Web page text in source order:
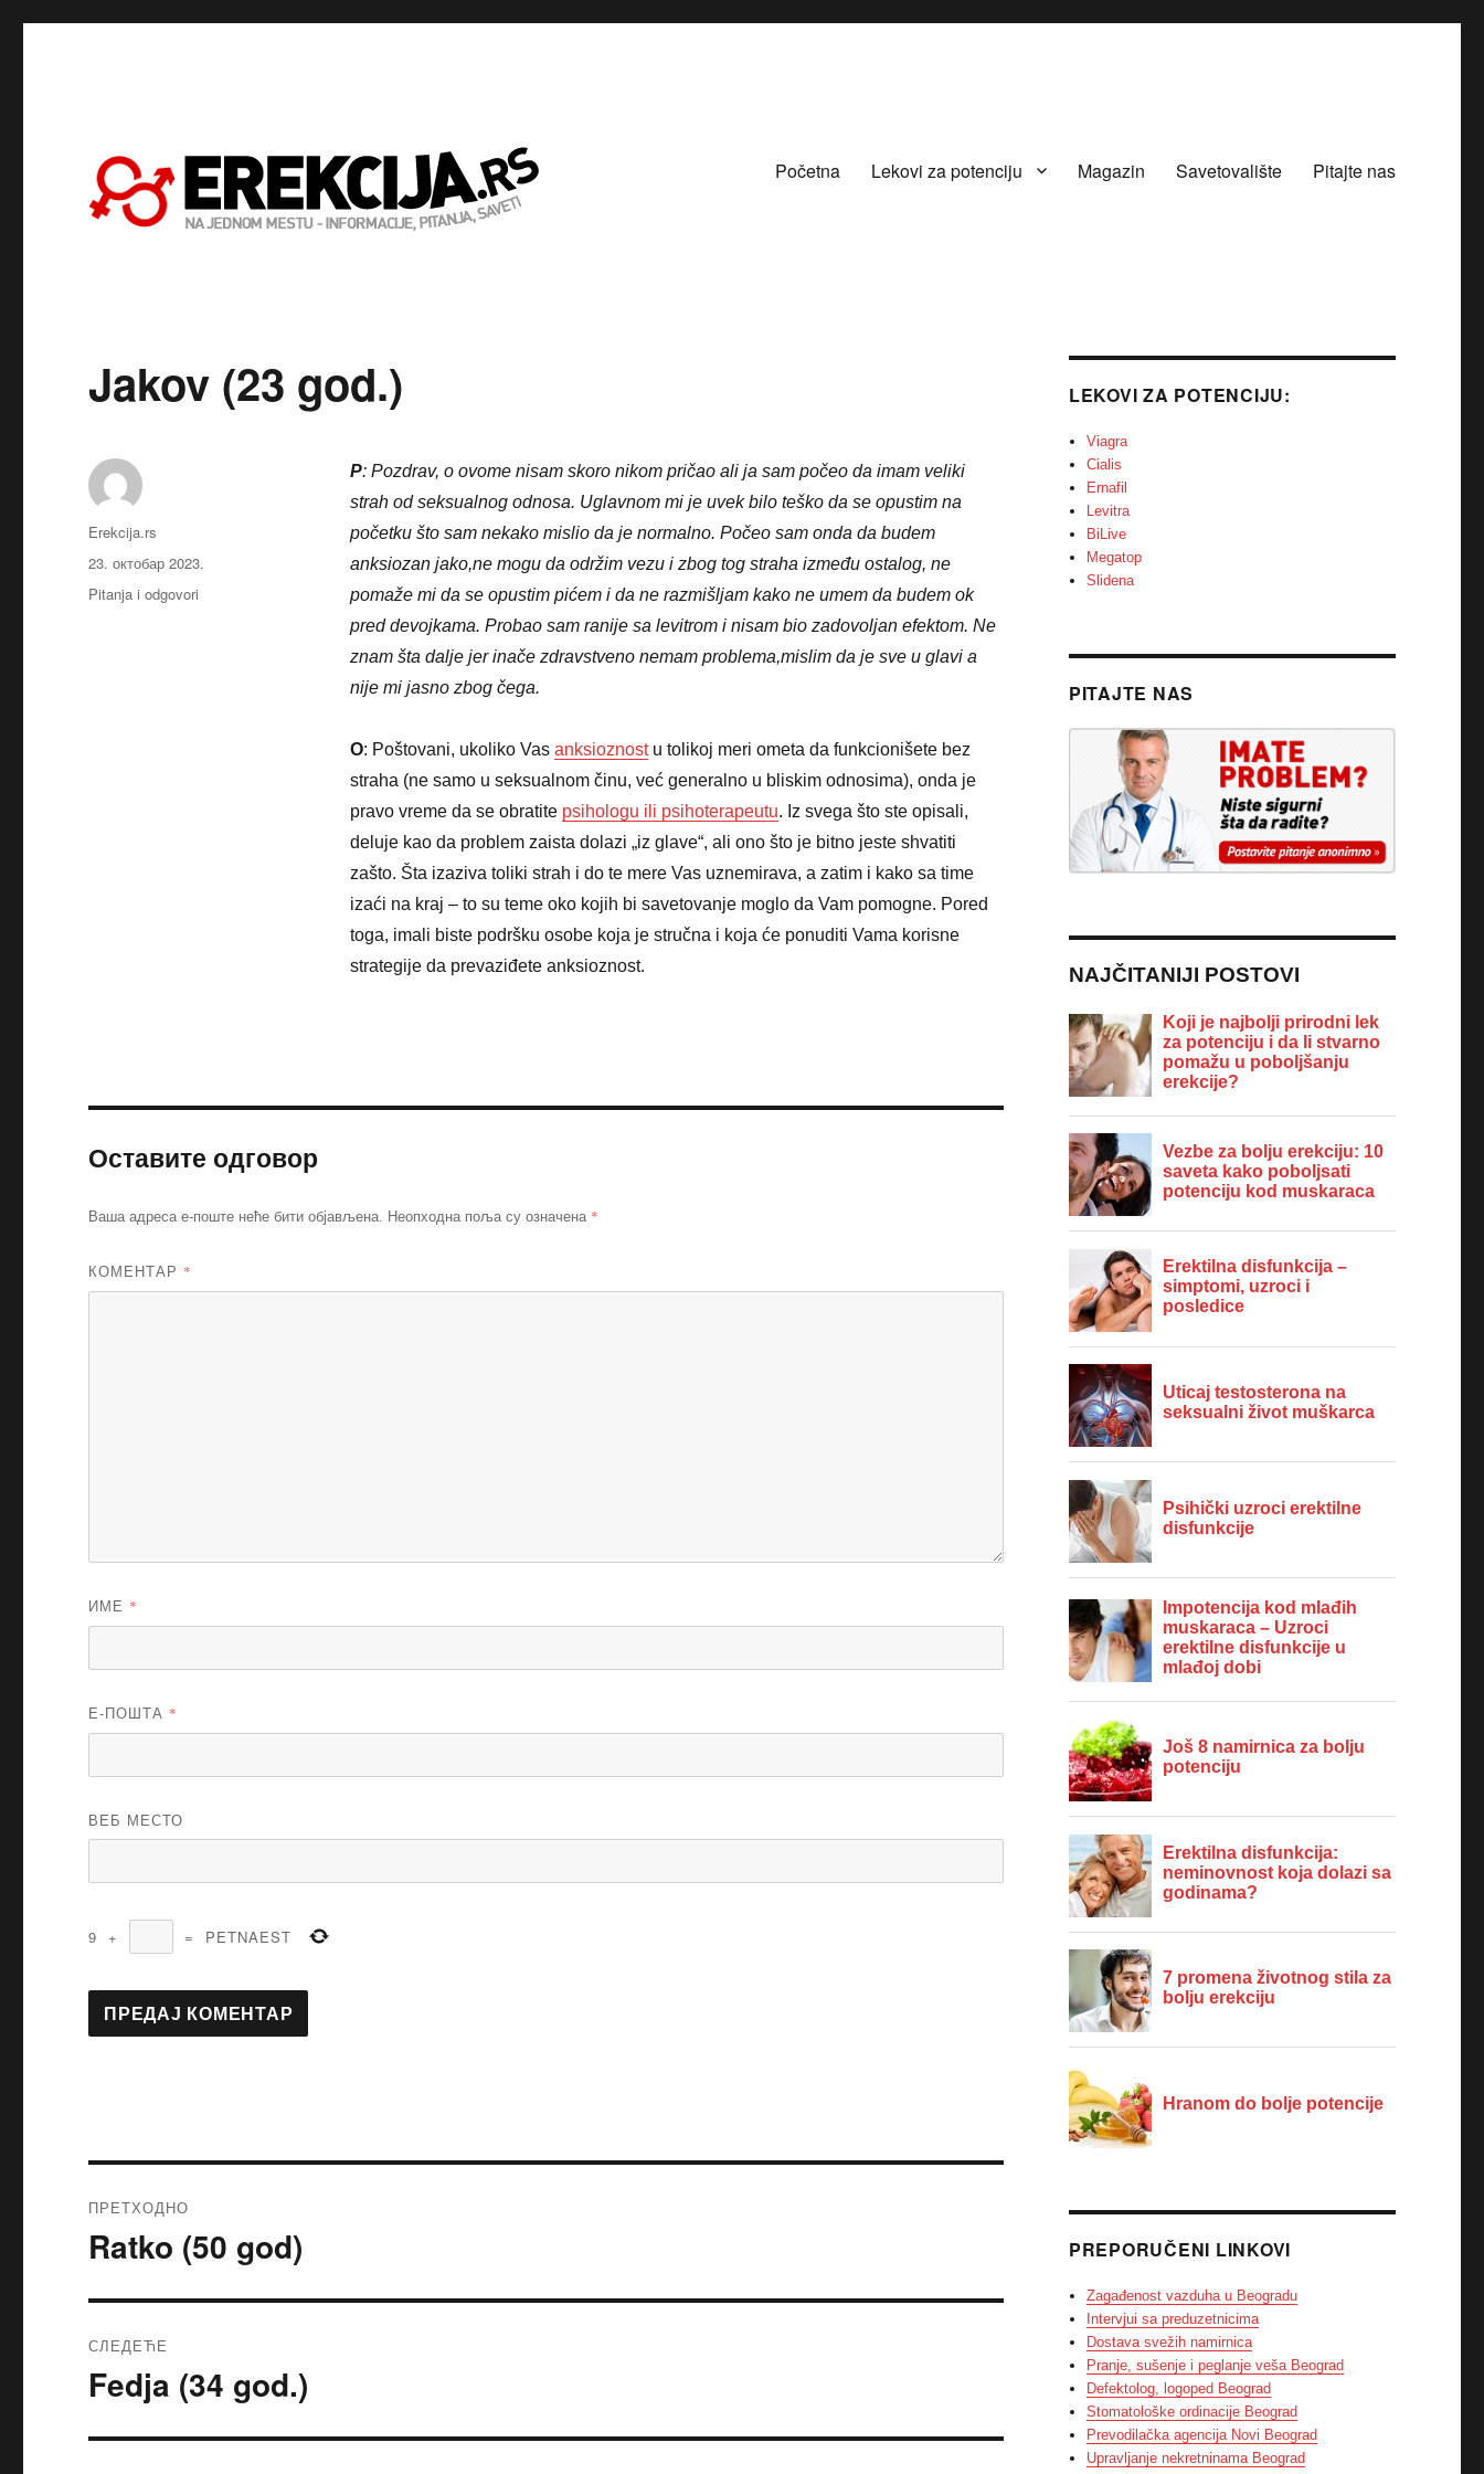
Početna Lekovi za potenciju Magazin Savetovalište Pitajte nas
Jakov (23 god.)
P: Pozdrav, o ovome nisam skoro nikom pričao ali ja sam počeo da imam veliki
strah od seksualnog odnosa. Uglavnom mi je uvek bilo teško da se opustim na
početku što sam nekako mislio da je normalno. Počeo sam onda da budem
anksiozan jako,ne mogu da održim vezu i zbog tog straha između ostalog, ne
pomaže mi da se opustim pićem i da ne razmišljam kako ne umem da budem ok
pred devojkama. Probao sam ranije sa levitrom i nisam bio zadovoljan efektom. Ne
znam šta dalje jer inače zdravstveno nemam problema,mislim da je sve u glavi a
nije mi jasno zbog čega.
O: Poštovani, ukoliko Vas anksioznostu tolikoj meri ometa da funkcionišete bez
straha (ne samo u seksualnom činu, već generalno u bliskim odnosima), onda je
pravo vreme da se obratite psihologu ili psihoterapeutu. Iz svega što ste opisali,
deluje kao da problem zaista dolazi „iz glave“, ali ono što je bitno jeste shvatiti
zašto. Šta izaziva toliki strah i do te mere Vas uznemirava, a zatim i kako sa time
izaći na kraj – to su teme oko kojih bi savetovanje moglo da Vam pomogne. Pored
toga, imali biste podršku osobe koja je stručna i koja će ponuditi Vama korisne
strategije da prevaziđete anksioznost.
Аутор
Erekcija.rs
Објављено
23. октобар 2023.
Категорије
Pitanja i odgovori
Оставите одговор
Ваша адреса е-поште неће бити објављена. Неопходна поља су означена *
КОМЕНТАР *
ИМЕ *
Е-ПОШТА *
ВЕБ МЕСТО
9 + = PETNAEST
ПРЕТХОДНО
Претходни
Ratko (50 god)
СЛЕДЕЋЕ
Следећи
чланак:
Fedja (34 god.)
LEKOVI ZA POTENCIJU:
Viagra
Cialis
Ernafil
Levitra
BiLive
Megatop
Slidena
PITAJTE NAS
NAJČITANIJI POSTOVI
PREPORUČENI LINKOVI
Zagađenost vazduha u Beogradu
Intervjui sa preduzetnicima
Dostava svežih namirnica
Pranje, sušenje i peglanje veša Beograd
Defektolog, logoped Beograd
Stomatološke ordinacije Beograd
Prevodilačka agencija Novi Beograd
Upravljanje nekretninama Beograd